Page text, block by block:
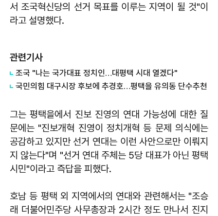
서 조국혁신당의 선거 목표를 이루는 지역이 될 것"이
라고 설명했다.
관련기사
조국 "나는 국가대표 정치인…대평택 시대 열겠다"
국민의힘 대구시장 후보에 추경호…평택을 유의동 단수추천
그는 평택을에서 진보 진영의 연대 가능성에 대한 질
문에는 "진보개혁 진영이 정치개혁 등 문제 의식에는
공감하고 있지만 선거 연대는 이런 사안으로만 이뤄지
지 않는다"며 "선거 연대 주체는 5당 대표가 아닌 평택
시민"이라고 즉답을 피했다.
호남 등 평택 외 지역에서의 연대와 관련해서는 "조승
래 더불어민주당 사무총장과 2시간 정도 만나서 진지